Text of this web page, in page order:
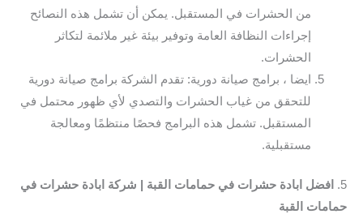
من الحشرات في المستقبل. يمكن أن تشمل هذه النصائح
إجراءات النظافة العامة وتوفير بيئة غير ملائمة لتكاثر
الحشرات.
ايضا ، برامج صيانة دورية: تقدم الشركة برامج صيانة دورية
للتحقق من غياب الحشرات والتصدي لأي ظهور محتمل في
المستقبل. تشمل هذه البرامج فحصًا منتظمًا ومعالجة
مستقبلية.
5.
افضل ابادة حشرات في حمامات القبة | شركة ابادة حشرات في
حمامات القبة